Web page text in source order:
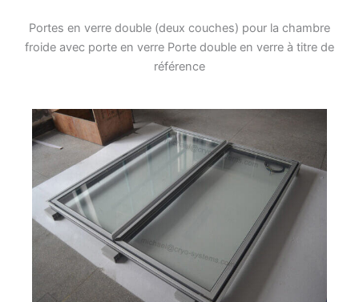
Portes en verre double (deux couches) pour la chambre
froide avec porte en verre Porte double en verre à titre de
référence